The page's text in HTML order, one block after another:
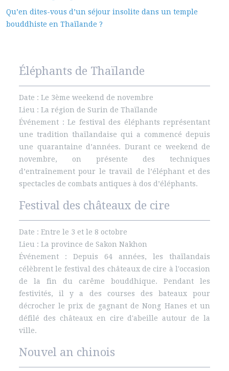
Qu’en dites-vous d’un séjour insolite dans un temple
bouddhiste en Thaïlande ?
Éléphants de Thaïlande
Date : Le 3ème weekend de novembre
Lieu : La région de Surin de Thaïlande
Événement : Le festival des éléphants représentant
une tradition thaïlandaise qui a commencé depuis
une quarantaine d’années. Durant ce weekend de
novembre, on présente des techniques
d’entraînement pour le travail de l’éléphant et des
spectacles de combats antiques à dos d’éléphants.
Festival des châteaux de cire
Date : Entre le 3 et le 8 octobre
Lieu : La province de Sakon Nakhon
Événement : Depuis 64 années, les thaïlandais
célèbrent le festival des châteaux de cire à l'occasion
de la fin du carême bouddhique. Pendant les
festivités, il y a des courses des bateaux pour
décrocher le prix de gagnant de Nong Hanes et un
défilé des châteaux en cire d'abeille autour de la
ville.
Nouvel an chinois